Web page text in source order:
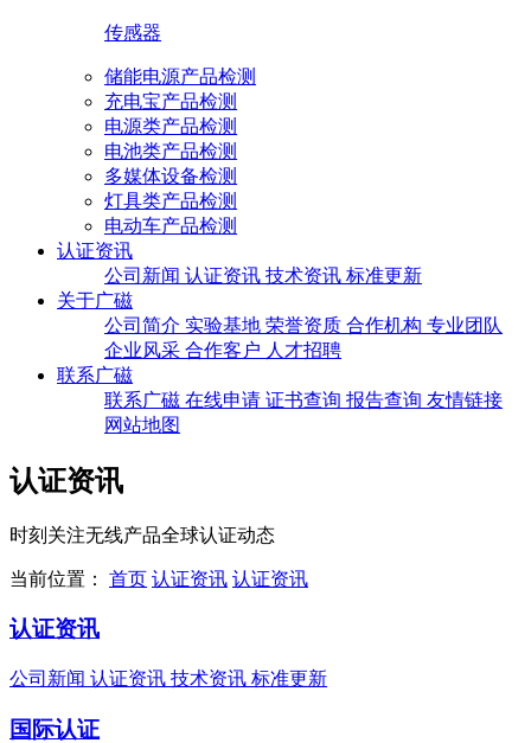
传感器
储能电源产品检测
充电宝产品检测
电源类产品检测
电池类产品检测
多媒体设备检测
灯具类产品检测
电动车产品检测
认证资讯
公司新闻 认证资讯 技术资讯 标准更新
关于广磁
公司简介 实验基地 荣誉资质 合作机构 专业团队
企业风采 合作客户 人才招聘
联系广磁
联系广磁 在线申请 证书查询 报告查询 友情链接
网站地图
认证资讯
时刻关注无线产品全球认证动态
当前位置： 首页 认证资讯 认证资讯
认证资讯
公司新闻 认证资讯 技术资讯 标准更新
国际认证